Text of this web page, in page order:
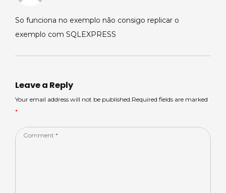
So funciona no exemplo não consigo replicar o
exemplo com SQLEXPRESS
Leave a Reply
Your email address will not be published.Required fields are marked
*
Comment